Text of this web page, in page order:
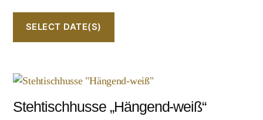
SELECT DATE(S)
Stehtischhusse „Hängend-weiß“